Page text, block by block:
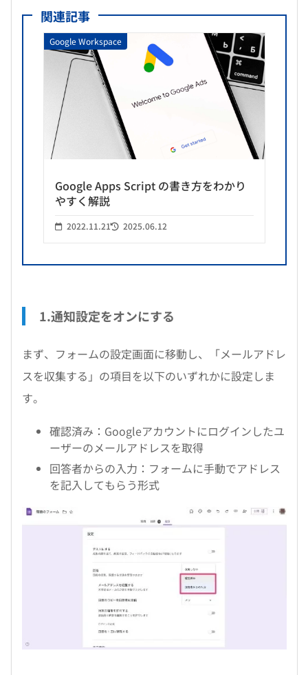
関連記事
Google Workspace
Google Apps Script の書き方をわかり
やすく解説
2022.11.21 2025.06.12
1.通知設定をオンにする
まず、フォームの設定画面に移動し、「メールアドレ
スを収集する」の項目を以下のいずれかに設定しま
す。
確認済み：Googleアカウントにログインしたユ
ーザーのメールアドレスを取得
回答者からの入力：フォームに手動でアドレス
を記入してもらう形式